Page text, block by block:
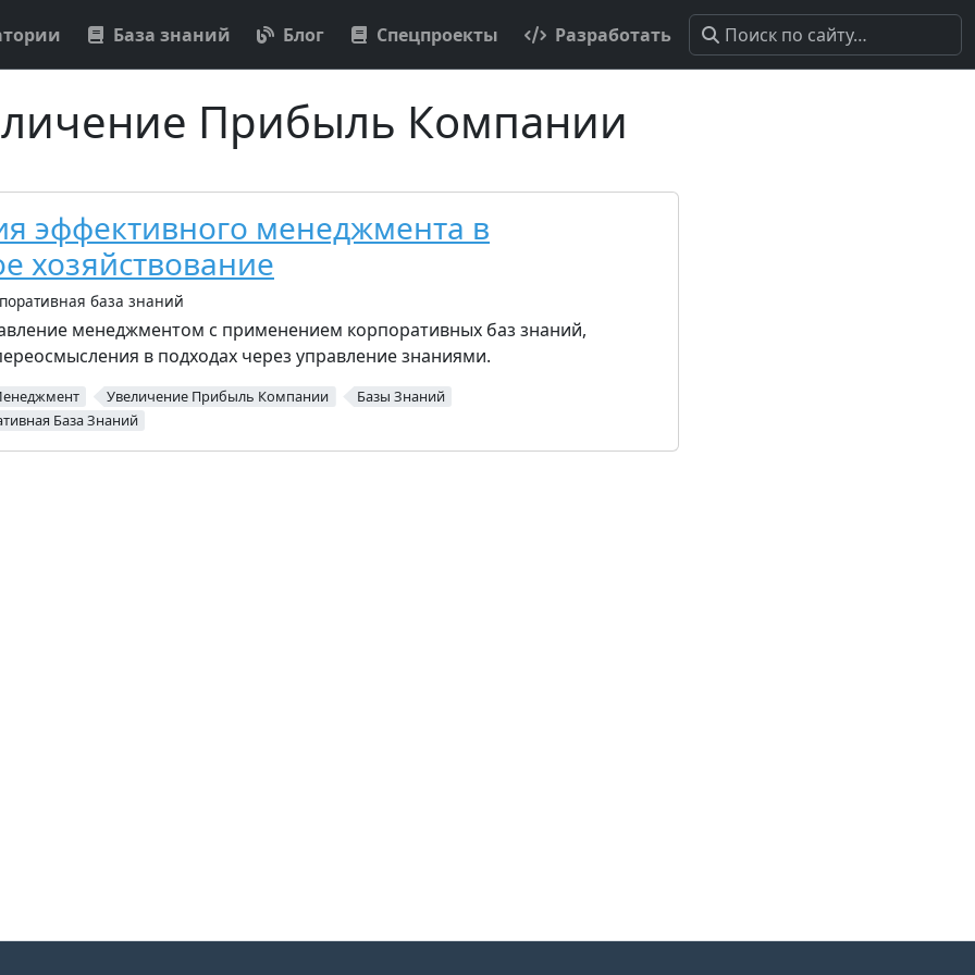
База знаний Блог Спецпроекты Разработать
Прибыль Компании
эффективного менеджмента в
хозяйствование
база знаний
менеджментом с применением корпоративных баз знаний,
в подходах через управление знаниями.
Увеличение Прибыль Компании Базы Знаний
База Знаний